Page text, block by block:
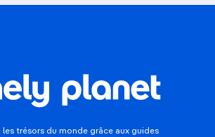
les trésors du monde grâce aux guides